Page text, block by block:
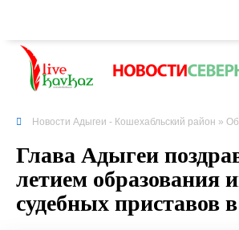
Новости Адыгеи - Кошехабльский район »
Глава Адыгеи
летием образования
судебных приставов